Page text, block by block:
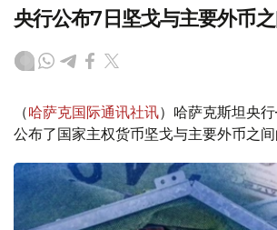
央行公布7日坚戈与主要外币
（哈萨克国际通讯社讯）哈萨克斯坦央
公布了国家主权货币坚戈与主要外币之间